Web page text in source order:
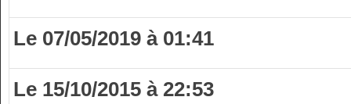
Le 07/05/2019 à 01:41
Le 15/10/2015 à 22:53